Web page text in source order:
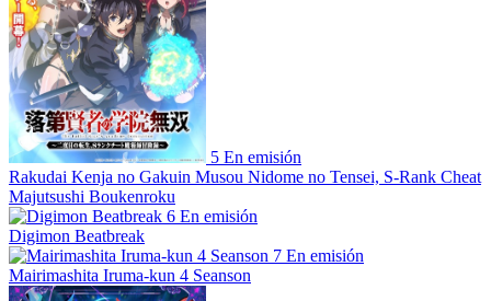
5 En emisión
Rakudai Kenja no Gakuin Musou Nidome no Tensei, S-Rank Cheat
Majutsushi Boukenroku
6 En emisión
Digimon Beatbreak
7 En emisión
Mairimashita Iruma-kun 4 Seanson